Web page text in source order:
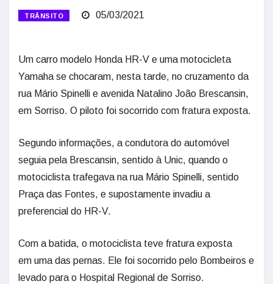
TRÂNSITO 05/03/2021
Um carro modelo Honda HR-V e uma motocicleta
Yamaha se chocaram, nesta tarde, no cruzamento da
rua Mário Spinelli e avenida Natalino João Brescansin,
em Sorriso. O piloto foi socorrido com fratura exposta.
Segundo informações, a condutora do automóvel
seguia pela Brescansin, sentido à Unic, quando o
motociclista trafegava na rua Mário Spinelli, sentido
Praça das Fontes, e supostamente invadiu a
preferencial do HR-V.
Com a batida, o motociclista teve fratura exposta
em uma das pernas. Ele foi socorrido pelo Bombeiros e
levado para o Hospital Regional de Sorriso.